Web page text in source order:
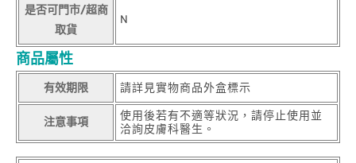
是否可門市/超商
取貨
N
商品屬性
有效期限 請詳見實物商品外盒標示
注意事項
使用後若有不適等狀況，請停止使用並
洽詢皮膚科醫生。